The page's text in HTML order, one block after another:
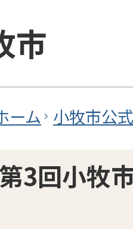
市
ーム 小牧市公
3回小牧